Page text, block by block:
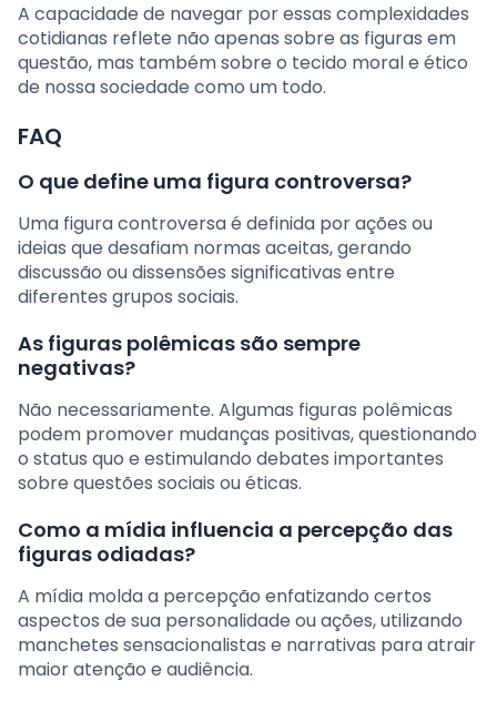
A capacidade de navegar por essas complexidades
cotidianas reflete não apenas sobre as figuras em
questão, mas também sobre o tecido moral e ético
de nossa sociedade como um todo.
FAQ
O que define uma figura controversa?
Uma figura controversa é definida por ações ou
ideias que desafiam normas aceitas, gerando
discussão ou dissensões significativas entre
diferentes grupos sociais.
As figuras polêmicas são sempre
negativas?
Não necessariamente. Algumas figuras polêmicas
podem promover mudanças positivas, questionando
o status quo e estimulando debates importantes
sobre questões sociais ou éticas.
Como a mídia influencia a percepção das
figuras odiadas?
A mídia molda a percepção enfatizando certos
aspectos de sua personalidade ou ações, utilizando
manchetes sensacionalistas e narrativas para atrair
maior atenção e audiência.